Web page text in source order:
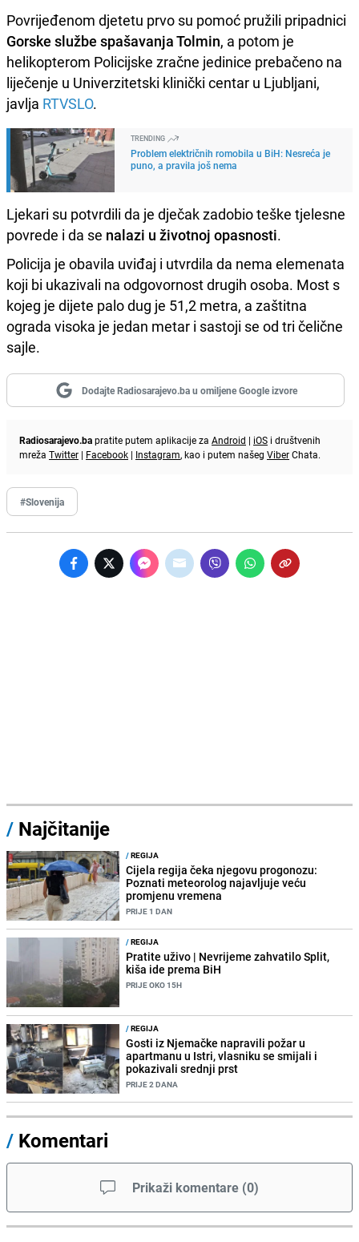
Povrijeđenom djetetu prvo su pomoć pružili pripadnici
Gorske službe spašavanja Tolmin, a potom je
helikopterom Policijske zračne jedinice prebačeno na
liječenje u Univerzitetski klinički centar u Ljubljani,
javlja RTVSLO.
TRENDING
Problem električnih romobila u BiH: Nesreća je
puno, a pravila još nema
Ljekari su potvrdili da je dječak zadobio teške tjelesne
povrede i da se nalazi u životnoj opasnosti.
Policija je obavila uviđaj i utvrdila da nema elemenata
koji bi ukazivali na odgovornost drugih osoba. Most s
kojeg je dijete palo dug je 51,2 metra, a zaštitna
ograda visoka je jedan metar i sastoji se od tri čelične
sajle.
Dodajte Radiosarajevo.ba u omiljene Google izvore
Radiosarajevo.bapratite putem aplikacije za Android | iOS i društvenih
mreža Twitter | Facebook | Instagram, kao i putem našeg ViberChata.
#Slovenija
/ Najčitanije
/REGIJA
Cijela regija čeka njegovu progonozu:
Poznati meteorolog najavljuje veću
promjenu vremena
PRIJE 1 DAN
/REGIJA
Pratite uživo | Nevrijeme zahvatilo Split,
kiša ide prema BiH
PRIJE OKO 15H
/REGIJA
Gosti iz Njemačke napravili požar u
apartmanu u Istri, vlasniku se smijali i
pokazivali srednji prst
PRIJE 2 DANA
/ Komentari
Prikaži komentare (0)